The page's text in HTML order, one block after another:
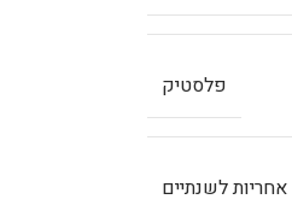
פלסטיק
אחריות לשנתיים